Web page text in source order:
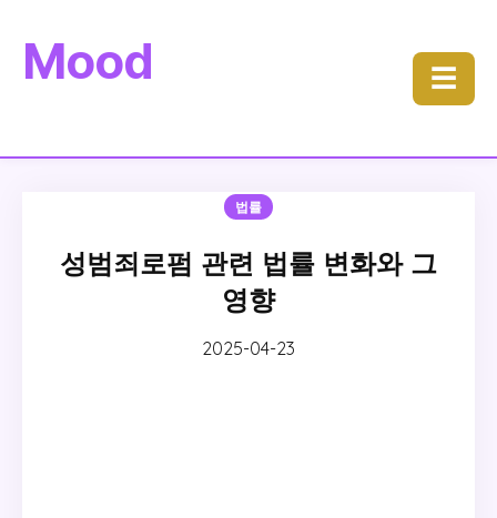
Mood ☰
법률
성범죄로펌 관련 법률 변화와 그
영향
2025-04-23